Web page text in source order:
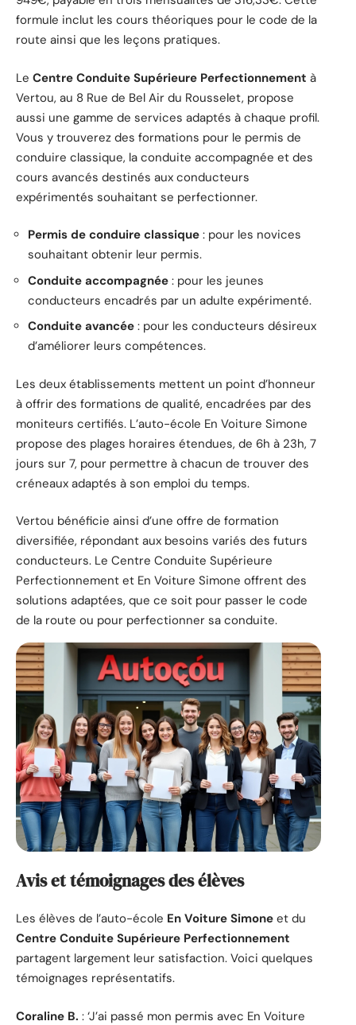
formule inclut les cours théoriques pour le code de la
route ainsi que les leçons pratiques.
Le Centre Conduite Supérieure Perfectionnement à
Vertou, au 8 Rue de Bel Air du Rousselet, propose
aussi une gamme de services adaptés à chaque profil.
Vous y trouverez des formations pour le permis de
conduire classique, la conduite accompagnée et des
cours avancés destinés aux conducteurs
expérimentés souhaitant se perfectionner.
Permis de conduire classique : pour les novices
souhaitant obtenir leur permis.
Conduite accompagnée : pour les jeunes
conducteurs encadrés par un adulte expérimenté.
Conduite avancée : pour les conducteurs désireux
d’améliorer leurs compétences.
Les deux établissements mettent un point d’honneur
à offrir des formations de qualité, encadrées par des
moniteurs certifiés. L’auto-école En Voiture Simone
propose des plages horaires étendues, de 6h à 23h, 7
jours sur 7, pour permettre à chacun de trouver des
créneaux adaptés à son emploi du temps.
Vertou bénéficie ainsi d’une offre de formation
diversifiée, répondant aux besoins variés des futurs
conducteurs. Le Centre Conduite Supérieure
Perfectionnement et En Voiture Simone offrent des
solutions adaptées, que ce soit pour passer le code
de la route ou pour perfectionner sa conduite.
Avis et témoignages des élèves
Les élèves de l’auto-école En Voiture Simone et du
Centre Conduite Supérieure Perfectionnement
partagent largement leur satisfaction. Voici quelques
témoignages représentatifs.
Coraline B. : ‘J’ai passé mon permis avec En Voiture